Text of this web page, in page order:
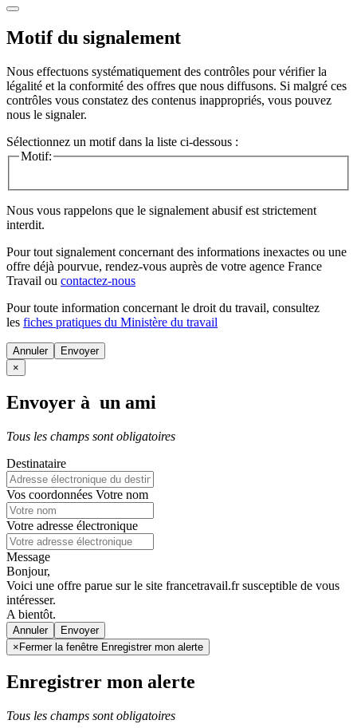
Motif du signalement
Nous effectuons systématiquement des contrôles pour vérifier la
légalité et la conformité des offres que nous diffusons. Si malgré ces
contrôles vous constatez des contenus inappropriés, vous pouvez
nous le signaler.
Sélectionnez un motif dans la liste ci-dessous :
Motif:
Nous vous rappelons que le signalement abusif est strictement
interdit.
Pour tout signalement concernant des informations inexactes ou une
offre déjà pourvue, rendez-vous auprès de votre agence France
Travail ou contactez-nous
Pour toute information concernant le droit du travail, consultez
les fiches pratiques du Ministère du travail
Annuler
×
Envoyer à un ami
Tous les champs sont obligatoires
Destinataire
Vos coordonnées Votre nom
Votre adresse électronique
Message
Bonjour,
Voici une offre parue sur le site francetravail.fr susceptible de vous
intéresser.
A bientôt.
Annuler
× Fermer la fenêtre Enregistrer mon alerte
Enregistrer mon alerte
Tous les champs sont obligatoires